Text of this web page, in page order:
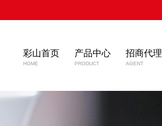
彩山首页
HOME
产品中心
PRODUCT
招商代理
AGENT